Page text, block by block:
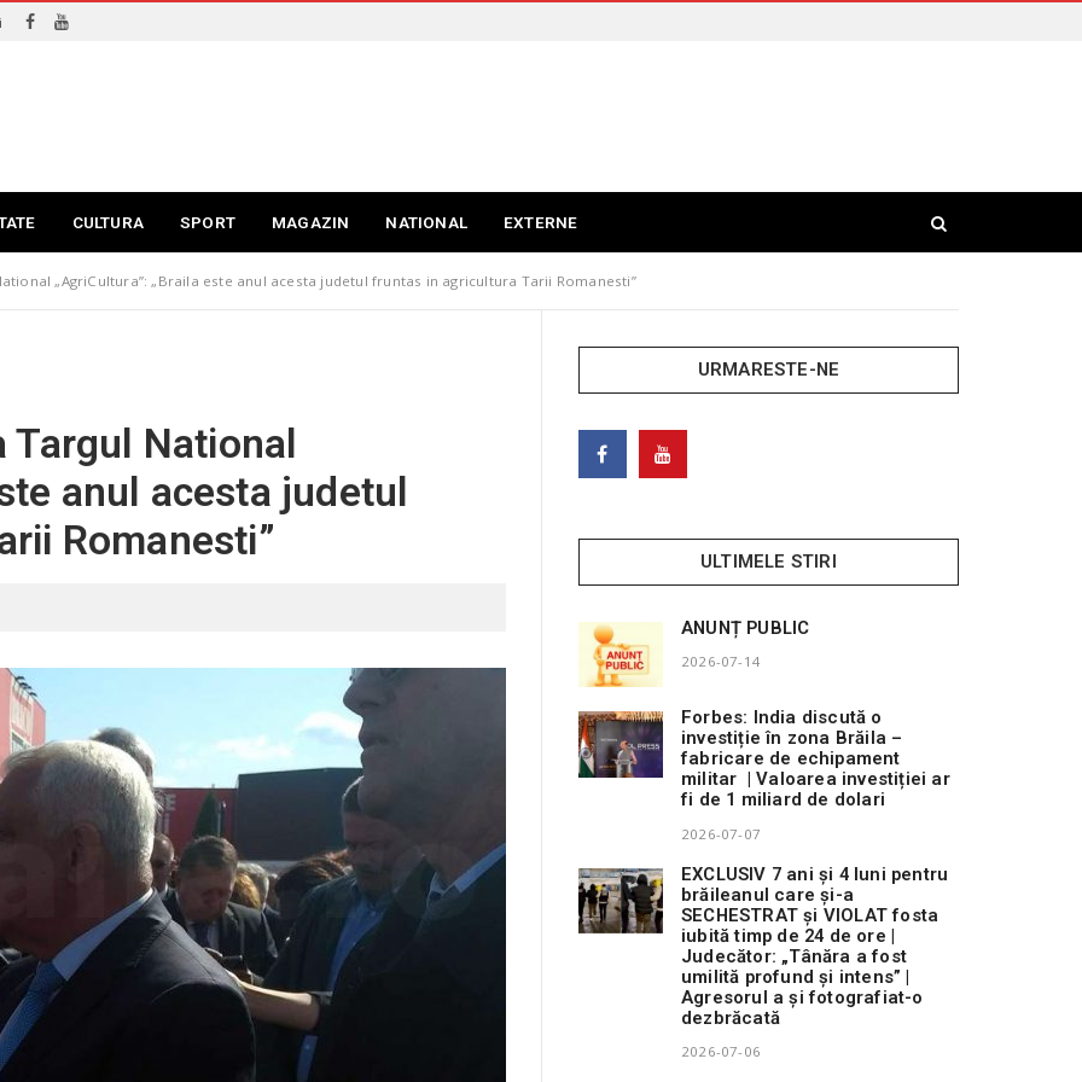
CULTURA SPORT MAGAZIN NATIONAL EXTERNE
„AgriCultura”: „Braila este anul acesta judetul fruntas in agricultura Tarii Romanesti”
National
anul acesta judetul
Romanesti”
URMARESTE-NE
ULTIMELE STIRI
ANUNȚ PUBLIC
2026-07-14
Forbes: India discută o
investiție în zona Brăila –
fabricare de echipament
militar | Valoarea investiției ar
fi de 1 miliard de dolari
2026-07-07
EXCLUSIV 7 ani și 4 luni pentru
brăileanul care și-a
SECHESTRAT și VIOLAT fosta
iubită timp de 24 de ore |
Judecător: „Tânăra a fost
umilită profund și intens” |
Agresorul a și fotografiat-o
dezbrăcată
2026-07-06